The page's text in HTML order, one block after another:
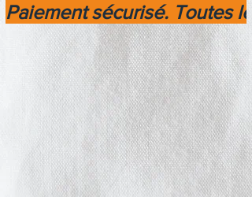
Paiement sécurisé. Toutes